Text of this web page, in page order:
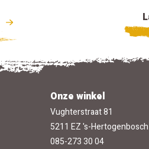
Onze winkel
Vughterstraat 81
5211 EZ 's-Hertogenbosch
085-273 30 04